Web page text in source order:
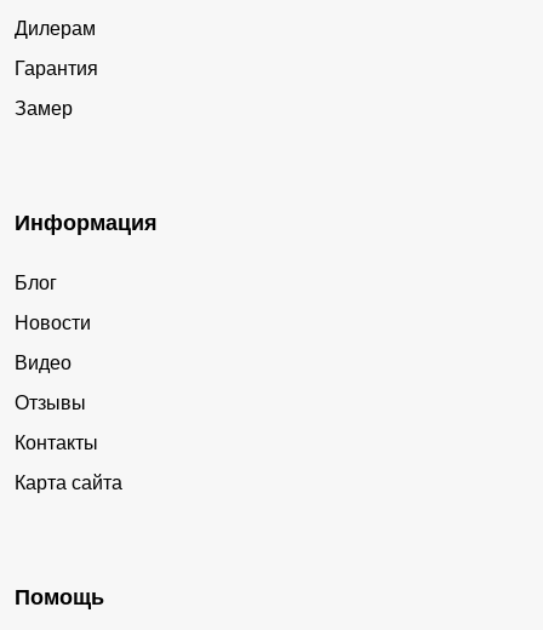
Дилерам
Гарантия
Замер
Информация
Блог
Новости
Видео
Отзывы
Контакты
Карта сайта
Помощь